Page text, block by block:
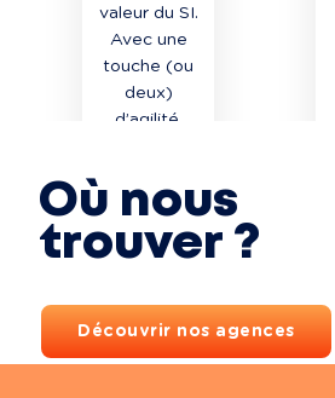
valeur du SI.
Avec une
touche (ou
deux)
d’agilité.
Où nous
trouver ?
Découvrir nos agences